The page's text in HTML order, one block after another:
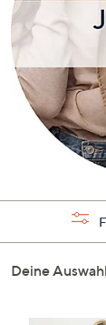
Deine